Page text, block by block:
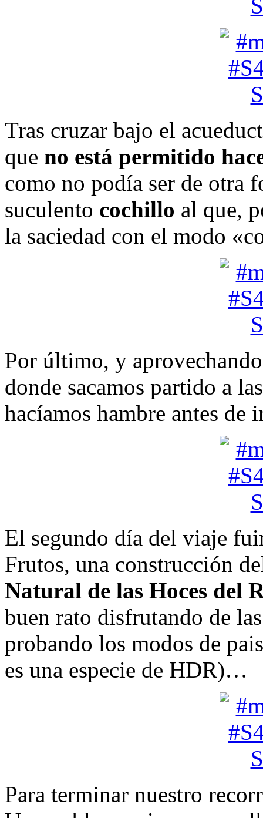
Tras cruzar bajo el
que no está permitido
como no podía ser de otra
suculento cochillo al que,
la saciedad con el modo
Por último, y
donde sacamos partido a
hacíamos hambre antes de
El segundo día del viaje
Frutos, una construcción
Natural de las Hoces del
buen rato disfrutando de
probando los modos de
es una especie de HDR)…
Para terminar nuestro